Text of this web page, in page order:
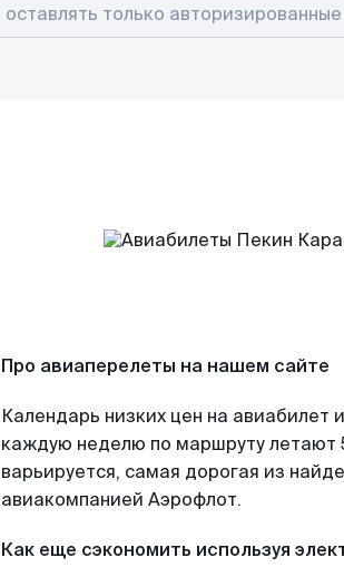
Про авиаперелеты на нашем сайте
Календарь низких цен на авиабилет
каждую неделю по маршруту летают
варьируется, самая дорогая из
авиакомпанией Аэрофлот.
Как еще сэкономить используя